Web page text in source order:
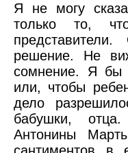
Я не могу
только то,
решение. Не
сомнение. Я бы
или, чтобы
дело
бабушки, отца.
Антонины